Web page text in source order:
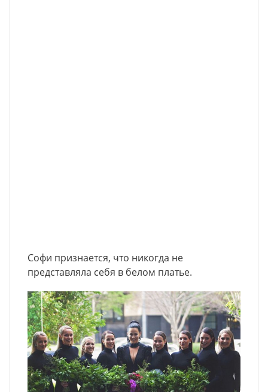
Софи признается, что никогда не
представляла себя в белом платье.